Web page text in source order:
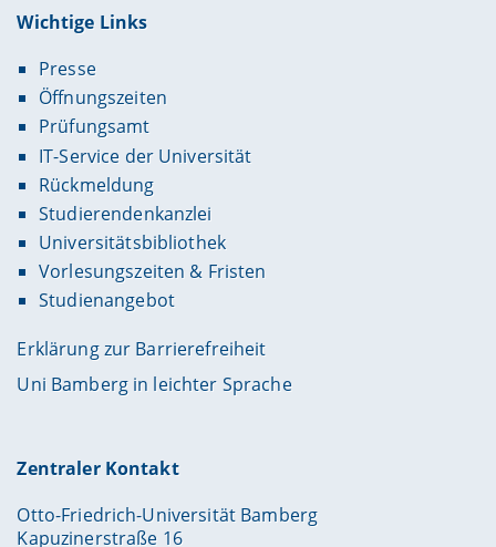
Wichtige Links
Presse
Öffnungszeiten
Prüfungsamt
IT-Service der Universität
Rückmeldung
Studierendenkanzlei
Universitätsbibliothek
Vorlesungszeiten & Fristen
Studienangebot
Erklärung zur Barrierefreiheit
Uni Bamberg in leichter Sprache
Zentraler Kontakt
Otto-Friedrich-Universität Bamberg
Kapuzinerstraße 16